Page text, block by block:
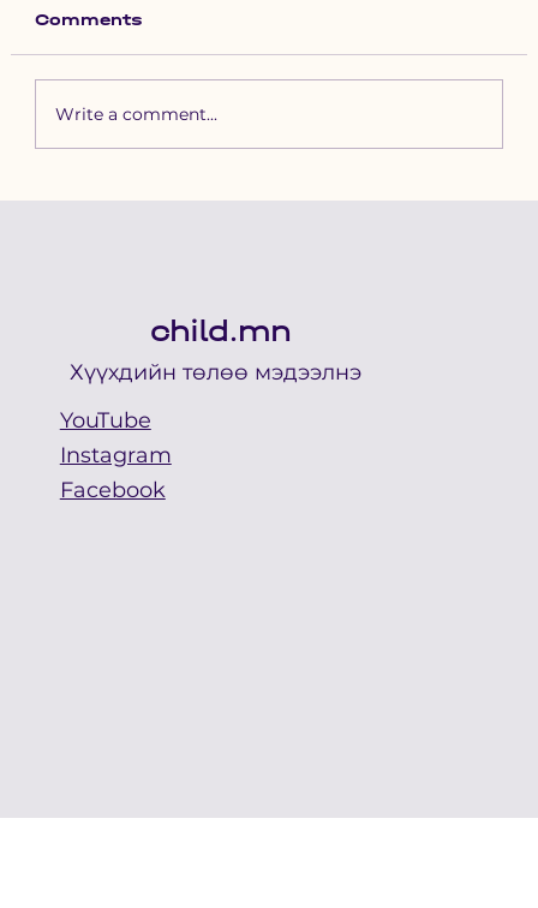
Цусны хавдартай хүүхдэд
Comments
Write a comment...
child.mn
Хүүхдийн төлөө мэдээлнэ
YouTube
Facebook
Instagram